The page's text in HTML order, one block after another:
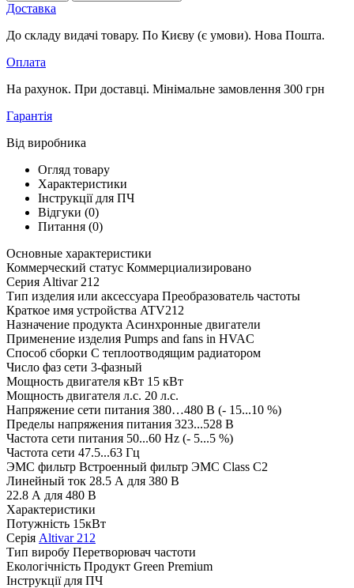
Доставка
До складу видачі товару. По Києву (є умови). Нова Пошта.
Оплата
На рахунок. При доставці. Мінімальне замовлення 300 грн
Гарантія
Від виробника
Огляд товару
Характеристики
Інструкції для ПЧ
Відгуки (0)
Питання (0)
Основные характеристики
Коммерческий статус Коммерциализировано
Серия Altivar 212
Тип изделия или аксессуара Преобразователь частоты
Краткое имя устройства ATV212
Назначение продукта Асинхронные двигатели
Применение изделия Pumps and fans in HVAC
Способ сборки С теплоотводящим радиатором
Число фаз сети 3-фазный
Мощность двигателя кВт 15 кВт
Мощность двигателя л.с. 20 л.с.
Напряжение сети питания 380…480 В (- 15...10 %)
Пределы напряжения питания 323...528 В
Частота сети питания 50...60 Hz (- 5...5 %)
Частота сети 47.5...63 Гц
ЭМС фильтр Встроенный фильтр ЭМС Class C2
Линейный ток 28.5 А для 380 В
22.8 А для 480 В
Характеристики
Потужність 15кВт
Серія Altivar 212
Тип виробу Перетворювач частоти
Екологічність Продукт Green Premium
Інструкції для ПЧ